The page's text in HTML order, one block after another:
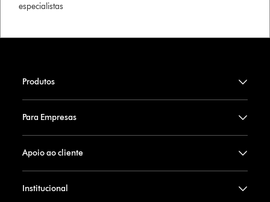
especialistas
Produtos
Para Empresas
Apoio ao cliente
Institucional